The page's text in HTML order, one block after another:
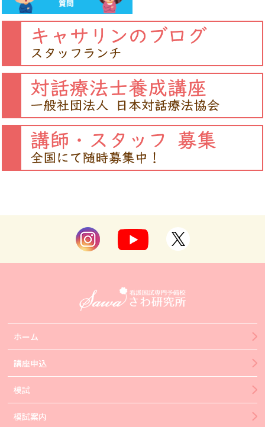
ホーム
講座申込
模試
模試案内